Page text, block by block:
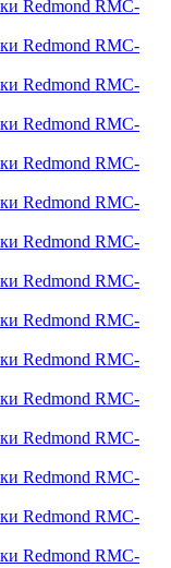
Redmond RMC-
Redmond RMC-
Redmond RMC-
Redmond RMC-
Redmond RMC-
Redmond RMC-
Redmond RMC-
Redmond RMC-
Redmond RMC-
Redmond RMC-
Redmond RMC-
Redmond RMC-
Redmond RMC-
Redmond RMC-
Redmond RMC-